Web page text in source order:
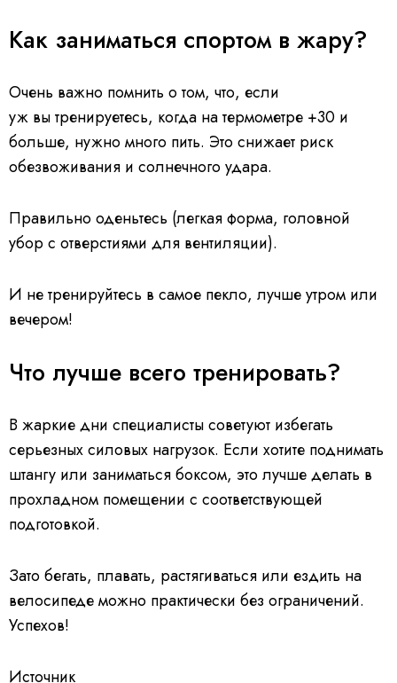
Как заниматься спортом в жару?
Очень важно помнить о том, что, если
уж вы тренируетесь, когда на термометре +30 и
больше, нужно много пить. Это снижает риск
обезвоживания и солнечного удара.
Правильно оденьтесь (легкая форма, головной
убор с отверстиями для вентиляции).
И не тренируйтесь в самое пекло, лучше утром или
вечером!
Что лучше всего тренировать?
В жаркие дни специалисты советуют избегать
серьезных силовых нагрузок. Если хотите поднимать
штангу или заниматься боксом, это лучше делать в
прохладном помещении с соответствующей
подготовкой.
Зато бегать, плавать, растягиваться или ездить на
велосипеде можно практически без ограничений.
Успехов!
Источник